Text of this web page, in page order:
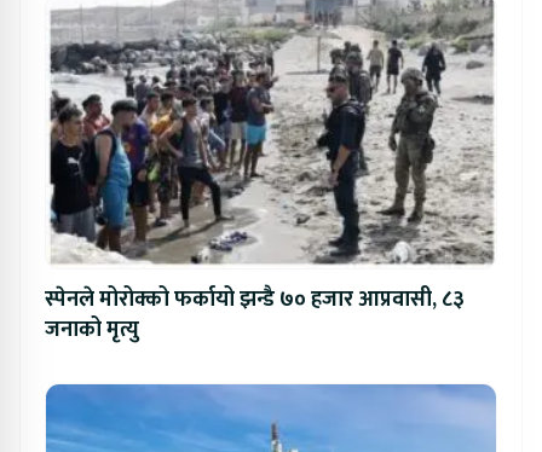
स्पेनले मोरोक्को फर्कायो झन्डै ७० हजार आप्रवासी, ८३
जनाको मृत्यु